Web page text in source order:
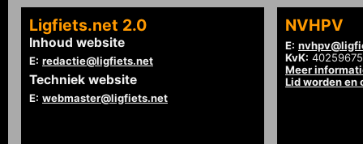
Ligfiets.net 2.0
Inhoud website
E: redactie@ligfiets.net
Techniek website
E: webmaster@ligfiets.net
NVHPV
E:
KvK: 40259675
Meer
Lid worden en